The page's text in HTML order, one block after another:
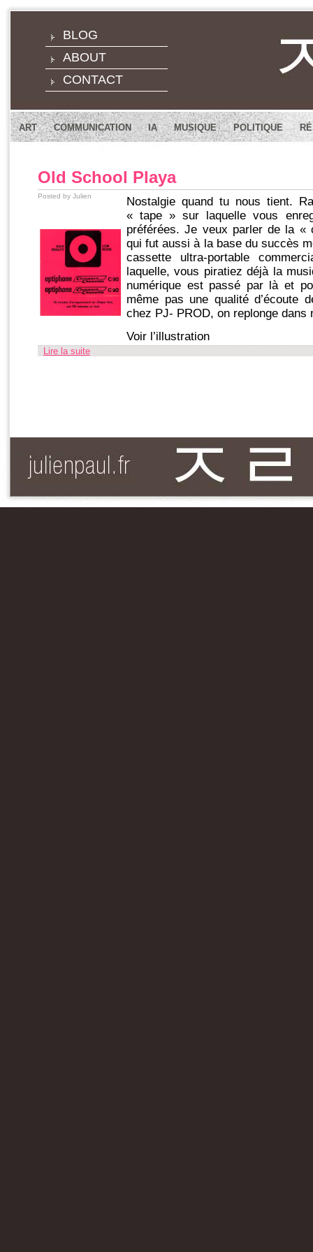
BLOG
ABOUT
CONTACT
ART COMMUNICATION IA MUSIQUE POLITIQUE
Old School Playa
Posted by Julien
Nostalgie quand tu nous tient.
« tape » sur laquelle vous
préférées. Je veux parler de la «
qui fut aussi à la base du succès
cassette ultra-portable
laquelle, vous piratiez déjà la
numérique est passé par là et
même pas une qualité d’écoute
chez PJ- PROD, on replonge dans
Voir l’illustration
Lire la suite